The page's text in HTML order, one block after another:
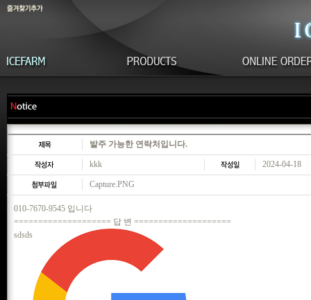
발주 가능한 연락처입니다.
kkk 2024-04-18
Capture.PNG
010-7670-9545 입니다
==================== 답 변 ====================
sdsds